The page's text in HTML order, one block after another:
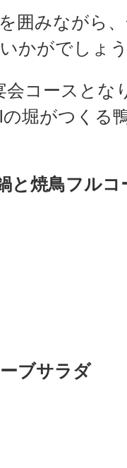
囲みながら
かがでしょ
会コースとな
堀がつくる
と焼鳥フル
ブサラダ